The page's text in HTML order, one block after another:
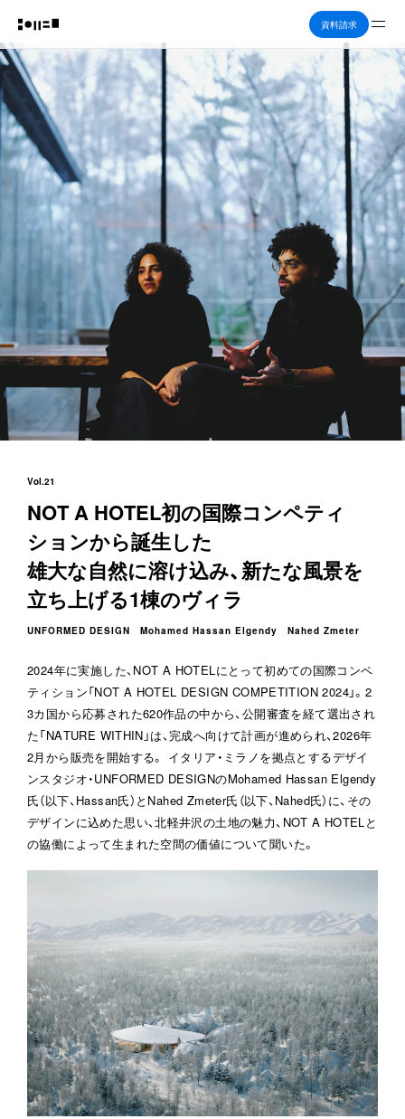
資料請求
Vol.21
NOT A HOTEL初の国際コンペティ
ションから誕生した
雄大な自然に溶け込み、新たな風景を
立ち上げる1棟のヴィラ
UNFORMED DESIGN Mohamed Hassan Elgendy Nahed Zmeter
2024年に実施した、NOT A HOTELにとって初めての国際コンペ
ティション「NOT A HOTEL DESIGN COMPETITION 2024」。2
3カ国から応募された620作品の中から、公開審査を経て選出され
た「NATURE WITHIN」は、完成へ向けて計画が進められ、2026年
2月から販売を開始する。 イタリア・ミラノを拠点とするデザイ
ンスタジオ・UNFORMED DESIGNのMohamed Hassan Elgendy
氏（以下、Hassan氏）とNahed Zmeter氏（以下、Nahed氏）に、その
デザインに込めた思い、北軽井沢の土地の魅力、NOT A HOTELと
の協働によって生まれた空間の価値について聞いた。